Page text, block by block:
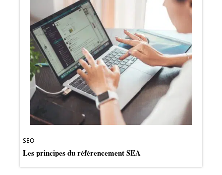
SEO
Les principes du référencement SEA